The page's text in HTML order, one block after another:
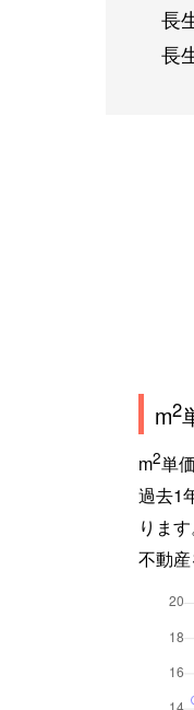
長
長
m2
m2単
過去1
ります
不動